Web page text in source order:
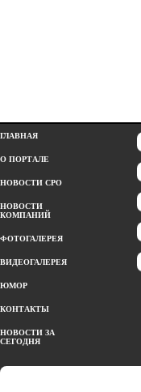
ГЛАВНАЯ
О ПОРТАЛЕ
НОВОСТИ СРО
НОВОСТИ
КОМПАНИЙ
ФОТОГАЛЕРЕЯ
ВИДЕОГАЛЕРЕЯ
ЮМОР
КОНТАКТЫ
НОВОСТИ ЗА
СЕГОДНЯ